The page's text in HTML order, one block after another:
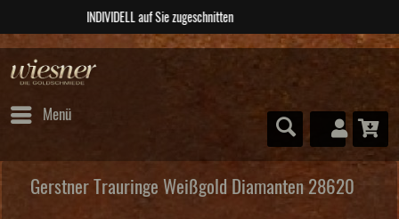
ABSOLUTE Unikate
Menü
Gerstner Trauringe Weißgold Diamanten 28620